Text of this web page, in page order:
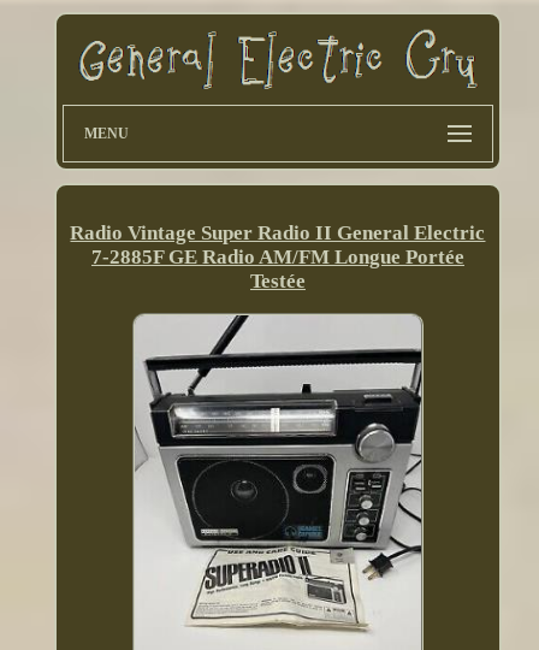
MENU
Radio Vintage Super Radio II General Electric
7-2885F GE Radio AM/FM Longue Portée
Testée